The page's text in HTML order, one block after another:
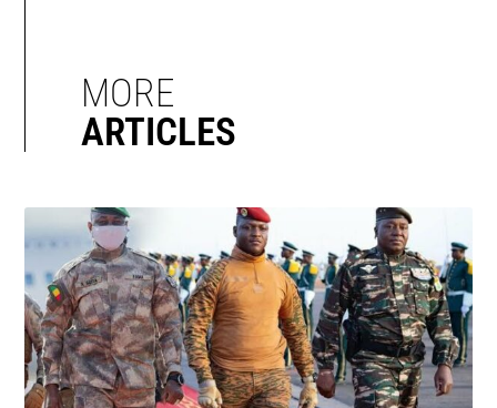
MORE
ARTICLES